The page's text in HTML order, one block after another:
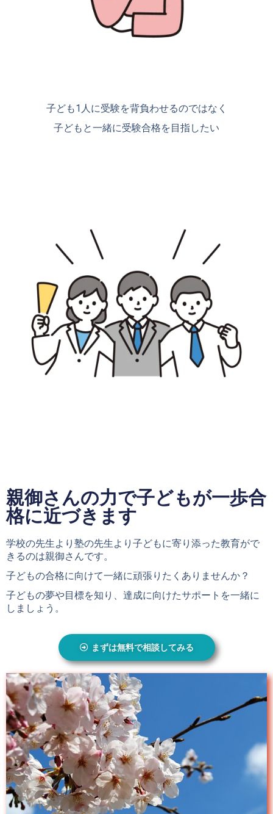
子ども1人に受験を背負わせるのではなく
子どもと一緒に受験合格を目指したい
親御さんの力で子どもが一歩合
格に近づきます​
学校の先生より塾の先生より子どもに寄り添った教育がで
きるのは親御さんです。
子どもの合格に向けて一緒に頑張りたくありませんか？
子どもの夢や目標を知り、達成に向けたサポートを一緒に
しましょう。
まずは無料で相談してみる